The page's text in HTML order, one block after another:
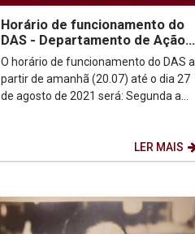
Horário de funcionamento do
DAS - Departamento de Ação
Social
O horário de funcionamento do DAS a
partir de amanhã (20.07) até o dia 27
de agosto de 2021 será: Segunda a
LER MAIS